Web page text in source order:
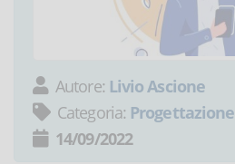
Autore: Livio Ascione
Categoria: Progettazione
14/09/2022